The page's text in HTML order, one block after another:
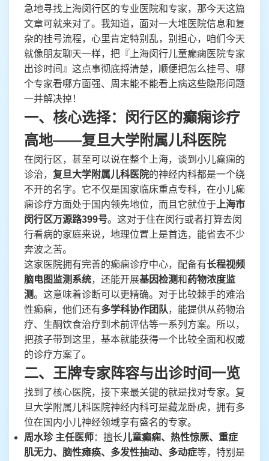
急地寻找上海闵行区的专业医院和专家，那今天这篇
文章可就来对了。我知道，面对一大堆医院信息和复
杂的挂号流程，心里肯定特别乱，别担心，咱们今天
就像朋友聊天一样，把『上海闵行儿童癫痫医院专家
出诊时间』这点事彻底捋清楚，顺便把怎么挂号、哪
个专家看哪方面强、周末能不能看上病这些隐形问题
一并解决掉！
一、核心选择：闵行区的癫痫诊疗
高地——复旦大学附属儿科医院
在闵行区，甚至可以说在整个上海，谈到小儿癫痫的
诊治， 复旦大学附属儿科医院的神经内科都是一个绕
不开的名字。它不仅是国家临床重点专科，在小儿癫
痫诊疗方面处于国内领先地位，而且它就位于 上海市
闵行区万源路399号。这对于住在闵行或者打算去闵
行看病的家庭来说，地理位置上是首选，能省去不少
奔波之苦。
这家医院拥有完善的癫痫诊疗中心，配备有长程视频
脑电图监测系统，还能开展基因检测和药物浓度监
测。这意味着诊断可以更精确。对于比较棘手的难治
性癫痫，他们还有多学科协作团队，能提供从药物治
疗、生酮饮食治疗到术前评估等一系列方案。所以，
把孩子带到这里，基本就能获得一个比较全面和权威
的诊疗方案了。
二、王牌专家阵容与出诊时间一览
找到了核心医院，接下来最关键的就是找对专家。复
旦大学附属儿科医院神经内科可是藏龙卧虎，拥有多
位在国内小儿神经领域享有盛名的专家。
周水珍 主任医师：擅长儿童癫痫、热性惊厥、重症
肌无力、脑性瘫痪、多发性抽动、多动症等，特别是